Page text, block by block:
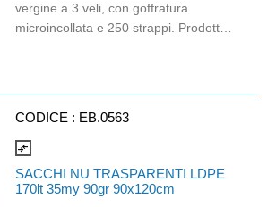
vergine a 3 veli, con goffratura
microincollata e 250 strappi. Prodotto
CODICE : EB.0563
compare_arrows
SACCHI NU TRASPARENTI LDPE
170lt 35my 90gr 90x120cm